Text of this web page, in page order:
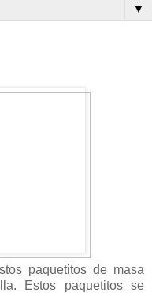
▼
paquetitos de masa
Estos paquetitos se